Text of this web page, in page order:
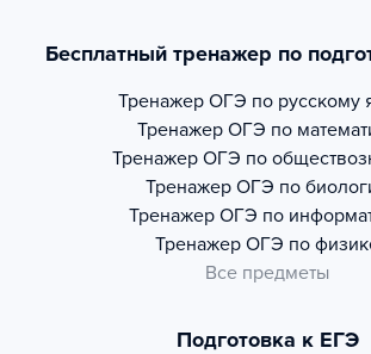
Бесплатный тренажер по
Тренажер ОГЭ по русскому
Тренажер ОГЭ по
Тренажер ОГЭ по
Тренажер ОГЭ по
Тренажер ОГЭ по
Тренажер ОГЭ по
Все предметы
Подготовка к ЕГЭ